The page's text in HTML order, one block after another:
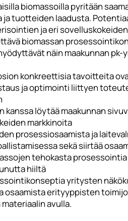
biomassoilla pyritään
tuotteiden laadusta.
ja eri
biomassan
näin maakunnan pk-
konkreettisia tavoitteita
ja optimointi liittyen
kanssa löytää maakunnan
markkinoita
prosessiosaamista ja
sekä siirtää
tehokasta
hiiltä
yritysten
osaamista erityyppisten
avulla.